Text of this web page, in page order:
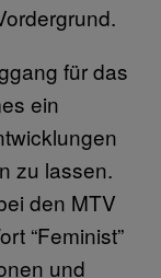
für das
ein
zu lassen.
den MTV
“Feminist”
und